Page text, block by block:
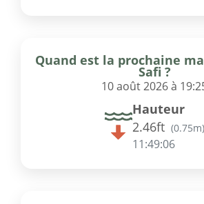
Quand est la prochaine
Safi ?
10 août 2026 à
Hauteur
2.46ft (0.75m)
11:49:06